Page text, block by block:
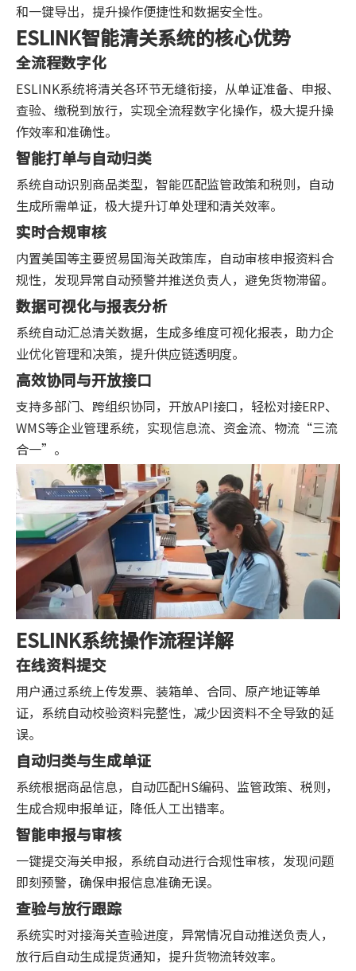
和一键导出，提升操作便捷性和数据安全性。
ESLINK智能清关系统的核心优势
全流程数字化
ESLINK系统将清关各环节无缝衔接，从单证准备、申报、
查验、缴税到放行，实现全流程数字化操作，极大提升操
作效率和准确性。
智能打单与自动归类
系统自动识别商品类型，智能匹配监管政策和税则，自动
生成所需单证，极大提升订单处理和清关效率。
实时合规审核
内置美国等主要贸易国海关政策库，自动审核申报资料合
规性，发现异常自动预警并推送负责人，避免货物滞留。
数据可视化与报表分析
系统自动汇总清关数据，生成多维度可视化报表，助力企
业优化管理和决策，提升供应链透明度。
高效协同与开放接口
支持多部门、跨组织协同，开放API接口，轻松对接ERP、
WMS等企业管理系统，实现信息流、资金流、物流“三流
合一”。
ESLINK系统操作流程详解
在线资料提交
用户通过系统上传发票、装箱单、合同、原产地证等单
证，系统自动校验资料完整性，减少因资料不全导致的延
误。
自动归类与生成单证
系统根据商品信息，自动匹配HS编码、监管政策、税则，
生成合规申报单证，降低人工出错率。
智能申报与审核
一键提交海关申报，系统自动进行合规性审核，发现问题
即刻预警，确保申报信息准确无误。
查验与放行跟踪
系统实时对接海关查验进度，异常情况自动推送负责人，
放行后自动生成提货通知，提升货物流转效率。